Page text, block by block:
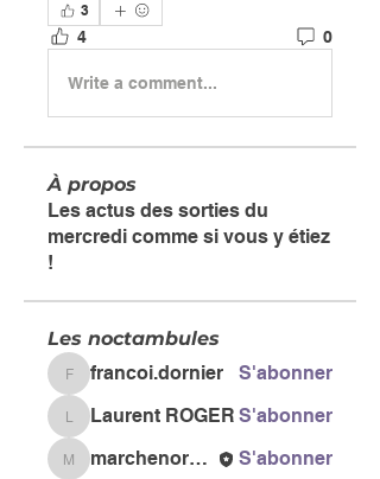
3
4 0
Write a comment...
À propos
Les actus des sorties du
mercredi comme si vous y étiez
!
Les noctambules
francoi.dornier
francoi.dornier S'abonner
Laurent ROGER
Laurent ROGER S'abonner
marchenordiquegailmarchenordiquegail S'abonner